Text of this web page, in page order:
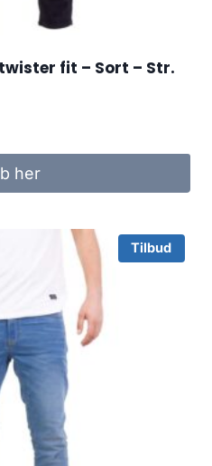
fit – Sort – Str.
kr..
her
Tilbud